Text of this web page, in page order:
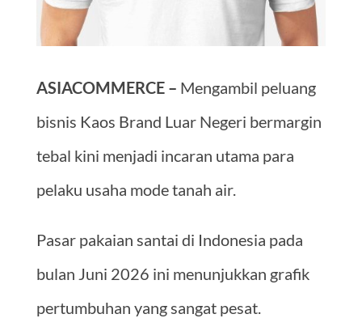
ASIACOMMERCE – Mengambil peluang
bisnis Kaos Brand Luar Negeri bermargin
tebal kini menjadi incaran utama para
pelaku usaha mode tanah air.
Pasar pakaian santai di Indonesia pada
bulan Juni 2026 ini menunjukkan grafik
pertumbuhan yang sangat pesat.